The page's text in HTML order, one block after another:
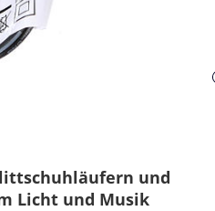
und
Licht und Musik